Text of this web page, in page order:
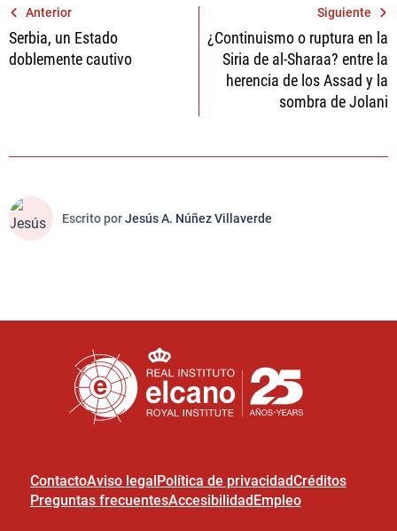
Navegación
de
entradas
Anterior
Serbia, un Estado
doblemente cautivo
Siguiente
¿Continuismo o ruptura en la
Siria de al-Sharaa? entre la
herencia de los Assad y la
sombra de Jolani
Escrito porJesús A. Núñez Villaverde
ContactoAviso legalPolítica de privacidadCréditos
Preguntas frecuentesAccesibilidadEmpleo